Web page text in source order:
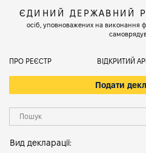
ЄДИНИЙ ДЕРЖАВНИЙ
осіб, уповноважених на виконання
ПРО РЕЄСТР ВІДКРИТИЙ
Подати
Вид декларації: